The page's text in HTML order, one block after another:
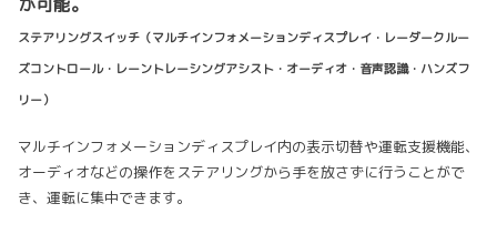
ステアリングスイッチ（マルチインフォメーションディスプレイ・レーダークルー
ズコントロール・レーントレーシングアシスト・オーディオ・音声認識・ハンズフ
リー）
マルチインフォメーションディスプレイ内の表示切替や運転支援機能、
オーディオなどの操作をステアリングから手を放さずに行うことがで
き、運転に集中できます。